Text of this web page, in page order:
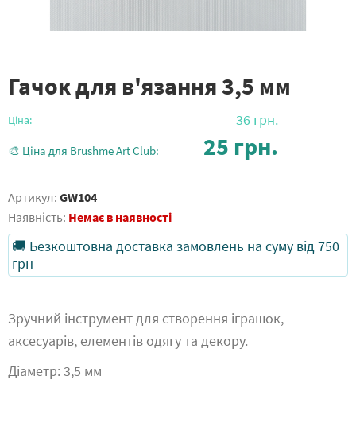
Гачок для в'язання 3,5 мм
Ціна: 36 грн.
🎨 Ціна для Brushme Art Club: 25 грн.
Артикул: GW104
Наявність: Немає в наявності
🚚 Безкоштовна доставка замовлень на суму від 750
грн
Зручний інструмент для створення іграшок,
аксесуарів, елементів одягу та декору.
Діаметр: 3,5 мм